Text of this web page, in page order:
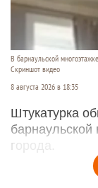
В барнаульской
Скриншот видео
8 августа 2026 в 18:35
Штукатурка
города.